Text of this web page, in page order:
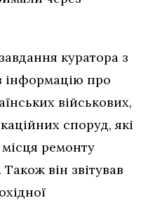
куратора з
інформацію про
військових,
споруд, які
ремонту
він звітував